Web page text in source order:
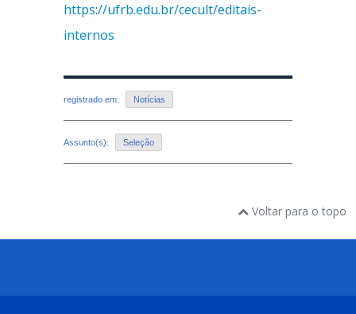
https://ufrb.edu.br/cecult/editais-
internos
registrado em: Notícias
Assunto(s): Seleção
Voltar para o topo